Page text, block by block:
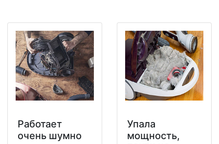
Работает
очень шумно
Упала
мощность,